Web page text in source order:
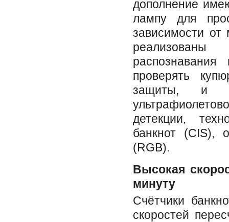
дополнение
лампу для
зависимости от
распознавания
проверять
защиты, и
детекции,
банкнот (CIS),
(RGB).
Высокая
минуту
Счётчики
скоростей